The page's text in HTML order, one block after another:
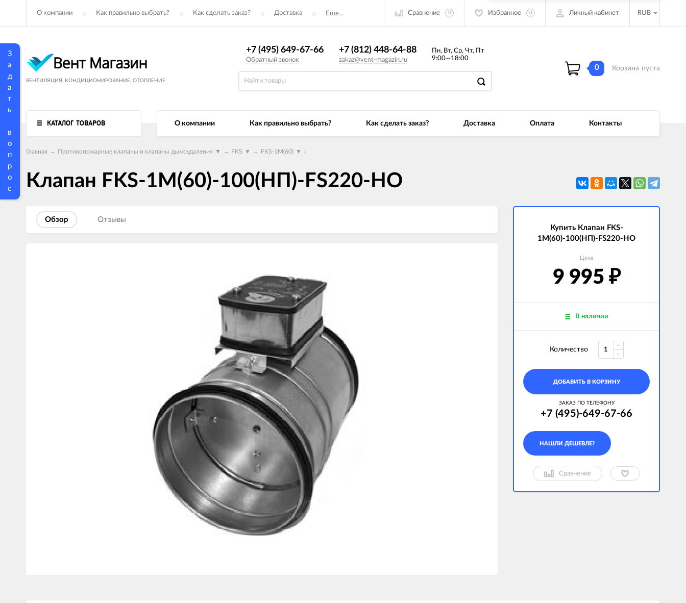
З
а
д
а
т
ь
в
о
п
р
о
с
О компании Как правильно выбрать? Как сделать заказ? Доставка Еще... Сравнение 0 Избранное 0 Личный кабинет RUB
ВЕНТИЛЯЦИЯ, КОНДИЦИОНИРОВАНИЕ, ОТОПЛЕНИЕ
+7 (495) 649-67-66
Обратный звонок
+7 (812) 448-64-88
zakaz@vent-magazin.ru
Пн, Вт, Ср, Чт, Пт
9:00—18:00
0 Корзина пуста
КАТАЛОГ ТОВАРОВ О компании Как правильно выбрать? Как сделать заказ? Доставка Оплата Контакты
Главная → Противопожарные клапаны и клапаны дымоудаления ▼ → FKS ▼ → FKS-1M(60) ▼ ↓
Клапан FKS-1M(60)-100(НП)-FS220-НО
Обзор Отзывы
Купить Клапан FKS-
1M(60)-100(НП)-FS220-НО
Цена
9 995 ₽
В наличии
Количество
ДОБАВИТЬ В КОРЗИНУ
ЗАКАЗ ПО ТЕЛЕФОНУ
+7 (495)-649-67-66
Сравнение